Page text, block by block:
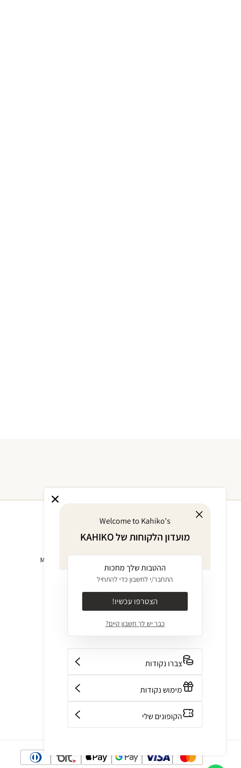
מוצרים
בגדי חוף
אודות
JOURNAL
שיטות
Welcome to Kahiko's
מועדון הלקוחות של KAHIKO
ההטבות שלך מחכות
התחבר/י לחשבון כדי להתחיל
הצטרפו עכשיו!
כבר יש לך חשבון קיים?
צברו נקודות
מימוש נקודות
הקופונים שלי